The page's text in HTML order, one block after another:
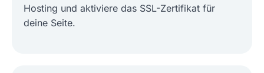
Hosting und aktiviere das SSL-Zertifikat für
deine Seite.